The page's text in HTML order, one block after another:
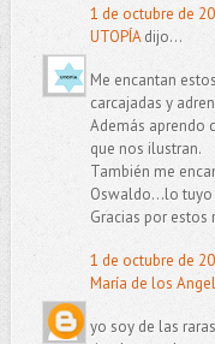
1 de octubre de
UTOPÍAdijo...
Me encantan
carcajadas y
Además aprendo
que nos ilustran.
También me
Oswaldo...lo tuyo
Gracias por estos
1 de octubre de
María de los
yo soy de las